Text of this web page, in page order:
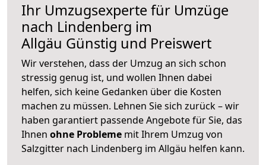
Ihr Umzugsexperte für Umzüge
nach Lindenberg im
Allgäu Günstig und Preiswert
Wir verstehen, dass der Umzug an sich schon
stressig genug ist, und wollen Ihnen dabei
helfen, sich keine Gedanken über die Kosten
machen zu müssen. Lehnen Sie sich zurück – wir
haben garantiert passende Angebote für Sie, das
Ihnen ohne Probleme mit Ihrem Umzug von
Salzgitter nach Lindenberg im Allgäu helfen kann.